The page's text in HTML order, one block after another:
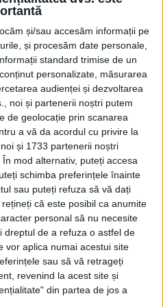
și/sau accesăm informații pe
și procesăm date personale,
standard trimise de un
personalizate, măsurarea
audienței și dezvoltarea
noi și partenerii noștri putem
de geolocație prin scanarea
a vă da acordul cu privire la
și 1733 partenerii noștri
mod alternativ, puteți accesa
schimba preferințele înainte
sau puteți refuza să vă dați
că este posibil ca anumite
personal să nu necesite
dreptul de a refuza o astfel de
vor aplica numai acestui site
sau să vă retrageți
revenind la acest site și
din partea de jos a
din România îl protejează pe
din Europa!.